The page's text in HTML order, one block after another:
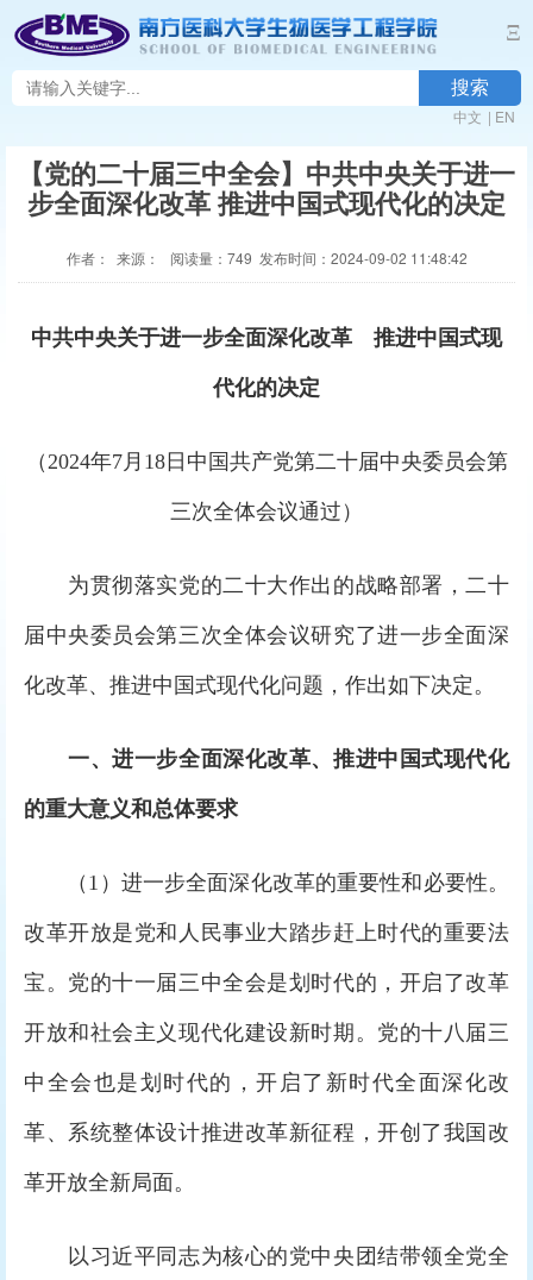
Ξ
搜索
中文 | EN
【党的二十届三中全会】中共中央关于进一
步全面深化改革 推进中国式现代化的决定
作者： 来源： 阅读量： 749 发布时间：2024-09-02 11:48:42
中共中央关于进一步全面深化改革 推进中国式现
代化的决定
（2024年7月18日中国共产党第二十届中央委员会第
三次全体会议通过）
为贯彻落实党的二十大作出的战略部署，二十
届中央委员会第三次全体会议研究了进一步全面深
化改革、推进中国式现代化问题，作出如下决定。
一、进一步全面深化改革、推进中国式现代化
的重大意义和总体要求
（1）进一步全面深化改革的重要性和必要性。
改革开放是党和人民事业大踏步赶上时代的重要法
宝。党的十一届三中全会是划时代的，开启了改革
开放和社会主义现代化建设新时期。党的十八届三
中全会也是划时代的，开启了新时代全面深化改
革、系统整体设计推进改革新征程，开创了我国改
革开放全新局面。
以习近平同志为核心的党中央团结带领全党全